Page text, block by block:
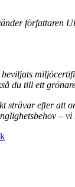
författaren
du till ett
strävar efter att
–
Öppnas